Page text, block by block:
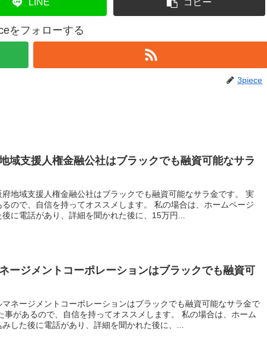
LINE コピー
をフォローする
3piece
域支援人権金融公社はブラックでも融資可能なサラ
地域支援人権金融公社はブラックでも融資可能なサラ金です。 実
ので、自信を持ってオススメします。 私の場合は、ホームページ
に電話があり、詳細を聞かれた後に、15万円...
ージメントコーポレーションはブラックでも融資可
ネージメントコーポレーションはブラックでも融資可能なサラ金で
事があるので、自信を持ってオススメします。 私の場合は、ホーム
した後に電話があり、詳細を聞かれた後に、...